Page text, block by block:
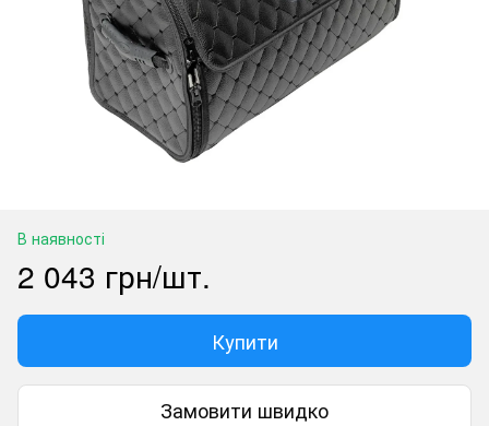
В наявності
2 043 грн/шт.
Купити
Замовити швидко